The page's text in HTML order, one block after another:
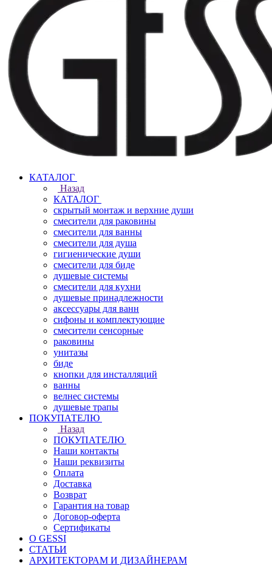
КАТАЛОГ
Назад
КАТАЛОГ
скрытый монтаж и верхние души
смесители для раковины
смесители для ванны
смесители для душа
гигиенические души
смесители для биде
душевые системы
смесители для кухни
душевые принадлежности
аксессуары для ванн
сифоны и комплектующие
смесители сенсорные
раковины
унитазы
биде
кнопки для инсталляций
ванны
велнес системы
душевые трапы
ПОКУПАТЕЛЮ
Назад
ПОКУПАТЕЛЮ
Наши контакты
Наши реквизиты
Оплата
Доставка
Возврат
Гарантия на товар
Договор-оферта
Сертификаты
О GESSI
СТАТЬИ
АРХИТЕКТОРАМ И ДИЗАЙНЕРАМ